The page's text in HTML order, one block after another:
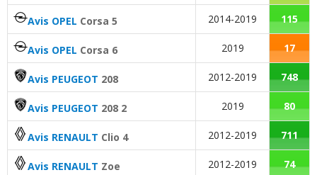
Avis OPEL Corsa 5 2014-2019 115
Avis OPEL Corsa 6 2019 17
Avis PEUGEOT 208 2012-2019 748
Avis PEUGEOT 208 2 2019 80
Avis RENAULT Clio 4 2012-2019 711
Avis RENAULT Zoe 2012-2019 74